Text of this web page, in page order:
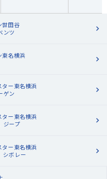
世田谷
ンツ
東名横浜
ー東名横浜
ゲン
ー東名横浜
ジープ
ー東名横浜
シボレー